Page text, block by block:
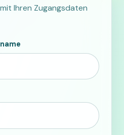
Ihren Zugangsdaten